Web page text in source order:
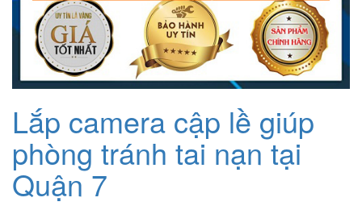
Lắp camera cập lề giúp
phòng tránh tai nạn tại
Quận 7